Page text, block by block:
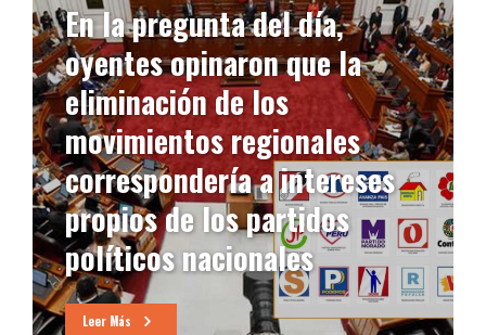
En la pregunta del día,
oyentes opinaron que la
eliminación de los
movimientos regionales
correspondería a intereses
propios de los partidos
políticos nacionales
Leer Más